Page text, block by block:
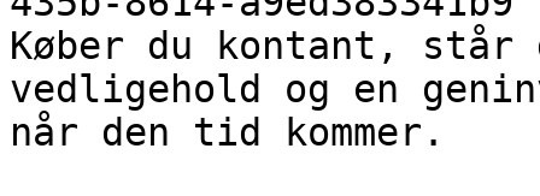
Køber du kontant,
vedligehold og en
når den tid kommer.